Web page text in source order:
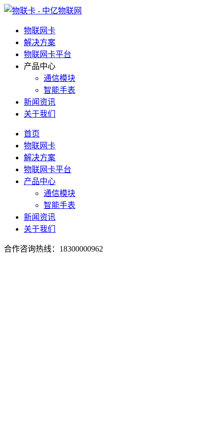
物联网卡
解决方案
物联网卡平台
产品中心
通信模块
智能手表
新闻资讯
关于我们
首页
物联网卡
解决方案
物联网卡平台
产品中心
通信模块
智能手表
新闻资讯
关于我们
合作咨询热线： 18300000962